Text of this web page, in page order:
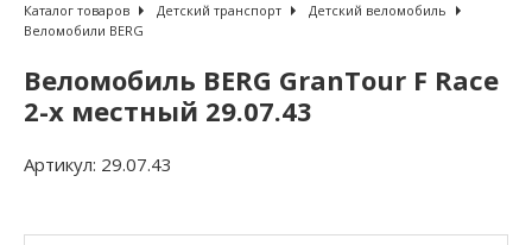
Каталог товаров Детский транспорт
Детский веломобиль
Веломобили BERG
Веломобиль BERG GranTour F Race
2-х местный 29.07.43
Артикул: 29.07.43